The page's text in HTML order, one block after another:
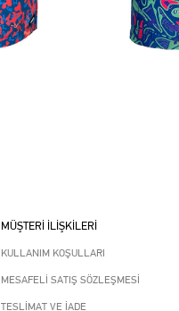
MÜŞTERİ İLİŞKİLERİ
KULLANIM KOŞULLARI
MESAFELİ SATIŞ SÖZLEŞMESİ
TESLİMAT VE İADE